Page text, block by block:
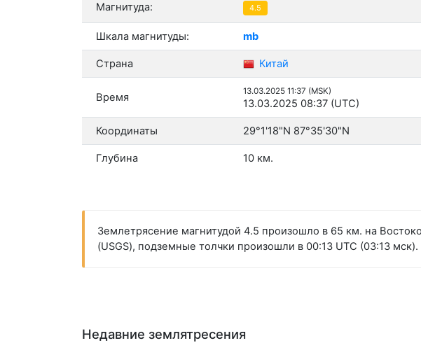
Магнитуда: 4.5
Шкала магнитуды: mb
Страна Китай
Время 13.03.2025 11:37 (MSK)
13.03.2025 08:37 (UTC)
Координаты 29°1'18"N 87°35'30"N
Глубина 10 км.
Землетрясение магнитудой 4.5 произошло в 65 км. на
(USGS), подземные толчки произошли в 00:13 UTC (03:13
Недавние землятресения